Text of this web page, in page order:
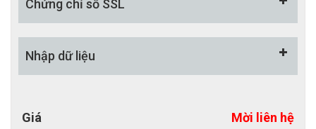
+ Sửa nhanh/ Tạm ẩn/ Xóa/ Khôi phục sản phẩm
+ Công cụ quản lý đơn hàng
+ Công cụ quản lý khách hàng
+ Tùy chọn cho sản phẩm
+ Báo cáo / nhật ký hoạt động
Chứng chỉ số SSL
Nhập dữ liệu
Giá Mời liên hệ